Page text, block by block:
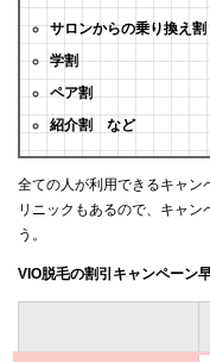
サロンからの乗り換え割
学割
ペア割
紹介割 など
全ての人が利用できるキャン
リニックもあるので、キャン
う。
VIO脱毛の割引キャンペーン